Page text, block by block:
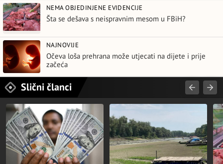
NEMA OBJEDINJENE EVIDENCIJE
Šta se dešava s neispravnim mesom u FBiH?
NAJNOVIJE
Očeva loša prehrana može utjecati na dijete i prije
začeća
Slični članci